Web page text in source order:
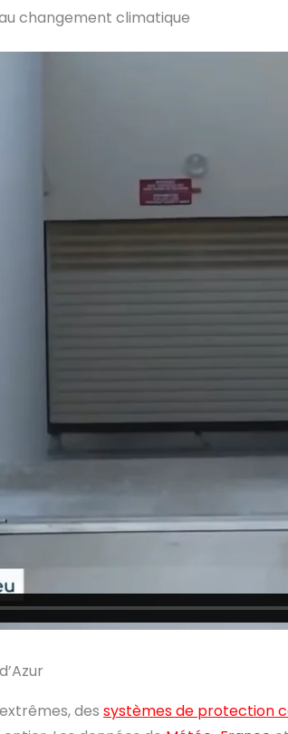
changement climatique
des systèmes de protection